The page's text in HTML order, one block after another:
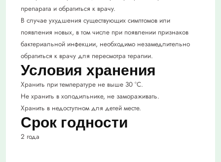
препарата и обратиться к врачу.
В случае ухудшения существующих симптомов или
появления новых, в том числе при появлении признаков
бактериальной инфекции, необходимо незамедлительно
обратиться к врачу для пересмотра терапии.
Условия хранения
Хранить при температуре не выше 30 °C.
Не хранить в холодильнике, не замораживать.
Хранить в недоступном для детей месте.
Срок годности
2 года